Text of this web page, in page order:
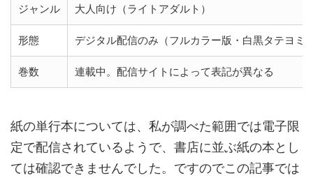
ジャンル 大人向け（ライトアダルト）
形態 デジタル配信のみ（フルカラー版・白黒タテヨミ
巻数 連載中。配信サイトによって表記が異なる
紙の単行本については、私が調べた範囲では電子限
定で配信されているようで、書店に並ぶ紙の本とし
ては確認できませんでした。ですのでこの記事では